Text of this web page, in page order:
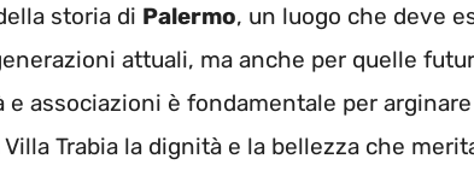
storia di Palermo, un luogo che deve
attuali, ma anche per quelle
associazioni è fondamentale per
Trabia la dignità e la bellezza che